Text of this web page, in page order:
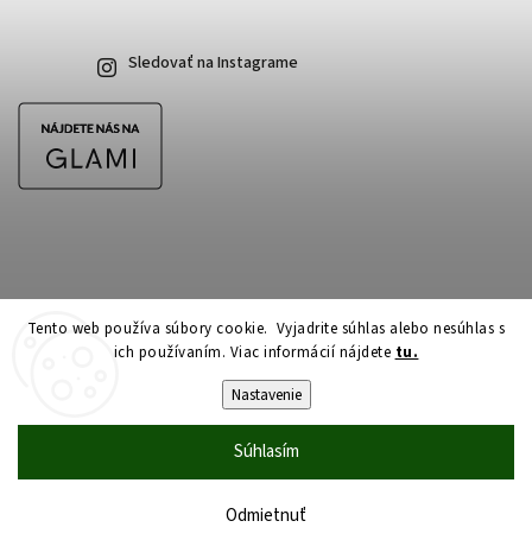
Tento web používa súbory cookie. Vyjadrite súhlas alebo nesúhlas s
ich používaním. Viac informácií nájdete tu.
Nastavenie
Odmietnuť
Súhlasím
Sledovať na Instagrame
Copyright 2026CubeSkateshop.sk. Všetky práva vyhradené.
Upraviť nastavenie cookies
Shoptet| Design